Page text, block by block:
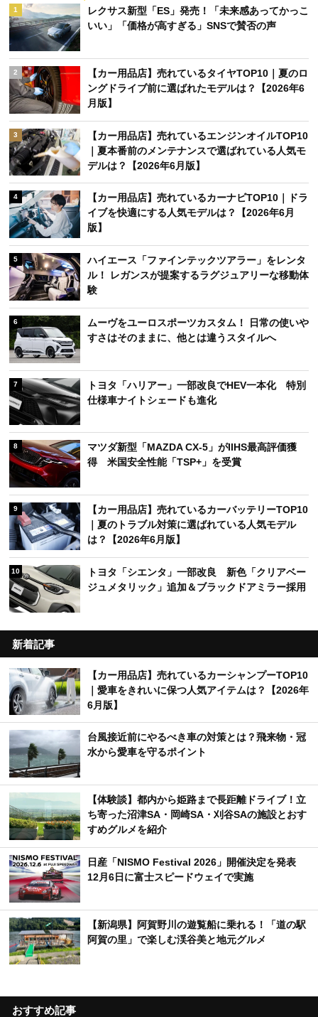
1
レクサス新型「ES」発売！「未来感あってかっこ
いい」「価格が高すぎる」SNSで賛否の声
2
【カー用品店】売れているタイヤTOP10｜夏のロ
ングドライブ前に選ばれたモデルは？【2026年6
月版】
3
【カー用品店】売れているエンジンオイルTOP10
｜夏本番前のメンテナンスで選ばれている人気モ
デルは？【2026年6月版】
4
【カー用品店】売れているカーナビTOP10｜ドラ
イブを快適にする人気モデルは？【2026年6月
版】
5
ハイエース「ファインテックツアラー」をレンタ
ル！ レガンスが提案するラグジュアリーな移動体
験
6
ムーヴをユーロスポーツカスタム！ 日常の使いや
すさはそのままに、他とは違うスタイルへ
7
トヨタ「ハリアー」一部改良でHEV一本化 特別
仕様車ナイトシェードも進化
8
マツダ新型「MAZDA CX-5」がIIHS最高評価獲
得 米国安全性能「TSP+」を受賞
9
【カー用品店】売れているカーバッテリーTOP10
｜夏のトラブル対策に選ばれている人気モデル
は？【2026年6月版】
10
トヨタ「シエンタ」一部改良 新色「クリアベー
ジュメタリック」追加＆ブラックドアミラー採用
新着記事
【カー用品店】売れているカーシャンプーTOP10
｜愛車をきれいに保つ人気アイテムは？【2026年
6月版】
台風接近前にやるべき車の対策とは？飛来物・冠
水から愛車を守るポイント
【体験談】都内から姫路まで長距離ドライブ！立
ち寄った沼津SA・岡崎SA・刈谷SAの施設とおす
すめグルメを紹介
日産「NISMO Festival 2026」開催決定を発表
12月6日に富士スピードウェイで実施
【新潟県】阿賀野川の遊覧船に乗れる！「道の駅
阿賀の里」で楽しむ渓谷美と地元グルメ
おすすめ記事